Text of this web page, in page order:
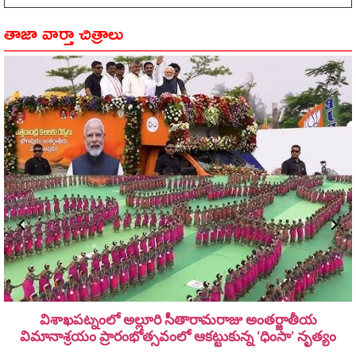
తాజా వార్తా చిత్రాలు
విశాఖపట్నంలో అల్లూరి సీతారామ‌రాజు అంత‌ర్జాతీయ
విమానాశ్ర‌యం ప్రారంభోత్సవంలో ఆకట్టుకున్న ‘ధింసా’ నృత్యం